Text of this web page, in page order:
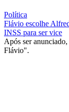
Política
Flávio escolhe
INSS para ser vice
Após ser
Flávio".